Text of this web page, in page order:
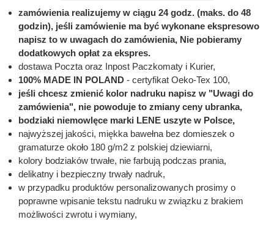
zamówienia realizujemy w ciągu 24 godz. (maks. do 48
godzin), jeśli zamówienie ma być wykonane ekspresowo
napisz to w uwagach do zamówienia, Nie pobieramy
dodatkowych opłat za ekspres.
dostawa Poczta oraz Inpost Paczkomaty i Kurier,
100% MADE IN POLAND - certyfikat Oeko-Tex 100,
jeśli chcesz zmienić kolor nadruku napisz w "Uwagi do
zamówienia", nie powoduje to zmiany ceny ubranka,
bodziaki niemowlęce marki LENE uszyte w Polsce,
najwyższej jakości, miękka bawełna bez domieszek o
gramaturze około 180 g/m2 z polskiej dziewiarni,
kolory bodziaków trwałe, nie farbują podczas prania,
delikatny i bezpieczny trwały nadruk,
w przypadku produktów personalizowanych prosimy o
poprawne wpisanie tekstu nadruku w związku z brakiem
możliwości zwrotu i wymiany,